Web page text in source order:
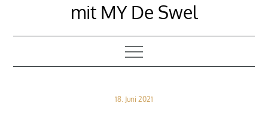
mit MY De Swel
Posted
18. Juni 2021